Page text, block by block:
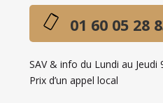
01 60 05 28
SAV & info du Lundi au Jeudi
Prix d’un appel local